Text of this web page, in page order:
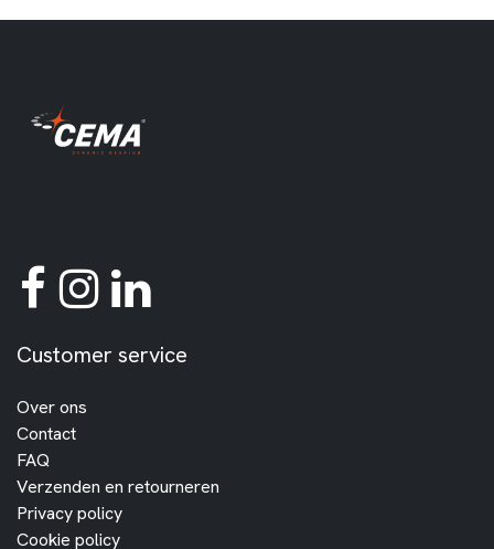
Customer service
Over ons
Contact
FAQ
Verzenden en retourneren
Privacy policy
Cookie policy